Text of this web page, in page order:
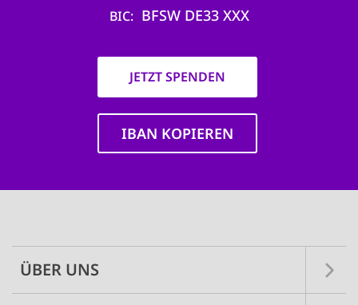
BIC BFSW DE33 XXX
JETZT SPENDEN
IBAN KOPIEREN
ÜBER UNS